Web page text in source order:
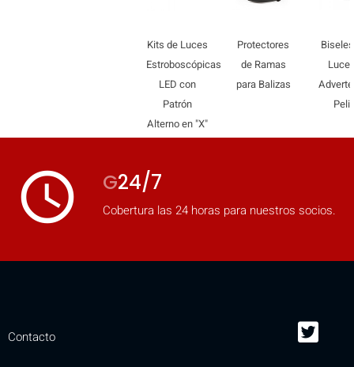
mobile_display_warn Please
turn your phone to ]
Kits de Luces
Estroboscópicas
LED con
Patrón
Alterno en "X"
Protectores
de Ramas
para Balizas
access_time G24/7
Cobertura las 24 horas para nuestros socios.
Contacto